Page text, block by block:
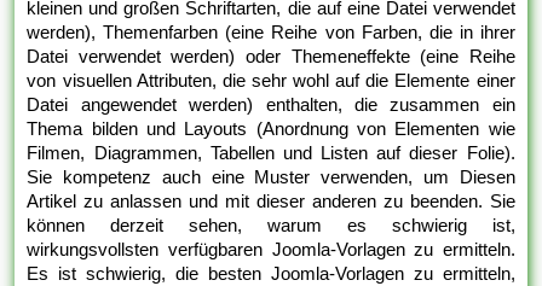
kleinen und großen Schriftarten, die auf eine Datei verwendet
werden), Themenfarben (eine Reihe von Farben, die in ihrer
Datei verwendet werden) oder Themeneffekte (eine Reihe
von visuellen Attributen, die sehr wohl auf die Elemente einer
Datei angewendet werden) enthalten, die zusammen ein
Thema bilden und Layouts (Anordnung von Elementen wie
Filmen, Diagrammen, Tabellen und Listen auf dieser Folie).
Sie kompetenz auch eine Muster verwenden, um Diesen
Artikel zu anlassen und mit dieser anderen zu beenden. Sie
können derzeit sehen, warum es schwierig ist,
wirkungsvollsten verfügbaren Joomla-Vorlagen zu ermitteln.
Es ist schwierig, die besten Joomla-Vorlagen zu ermitteln,